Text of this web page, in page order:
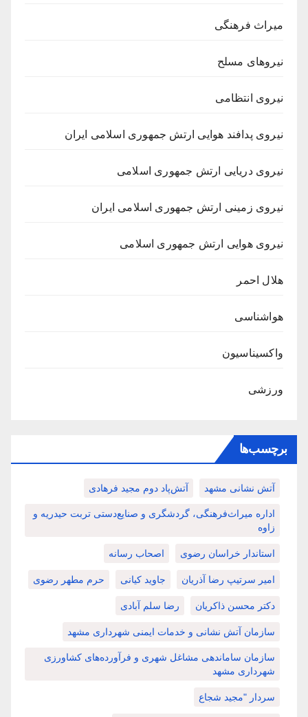
میراث فرهنگی
نیروهای مسلح
نیروی انتظامی
نیروی پدافند هوایی ارتش جمهوری اسلامی ایران
نیروی دریایی ارتش جمهوری اسلامی
نیروی زمینی ارتش جمهوری اسلامی ایران
نیروی هوایی ارتش جمهوری اسلامی
هلال احمر
هواشناسی
واکسیناسیون
ورزشی
برچسب‌ها
آتش نشانی مشهد آتش‌پاد دوم مجید فرهادی
اداره میراث‌فرهنگی، گردشگری و صنایع‌دستی تربت حیدریه و
زاوه
استاندار خراسان رضوی اصحاب رسانه
امیر سرتیپ رضا آذریان جاوید کیانی حرم مطهر رضوی
دکتر محسن ذاکریان رضا سلم آبادی
سازمان آتش نشانی و خدمات ایمنی شهرداری مشهد
سازمان ساماندهی مشاغل شهری و فرآورده‌های کشاورزی
شهرداری مشهد
سردار "مجید شجاع